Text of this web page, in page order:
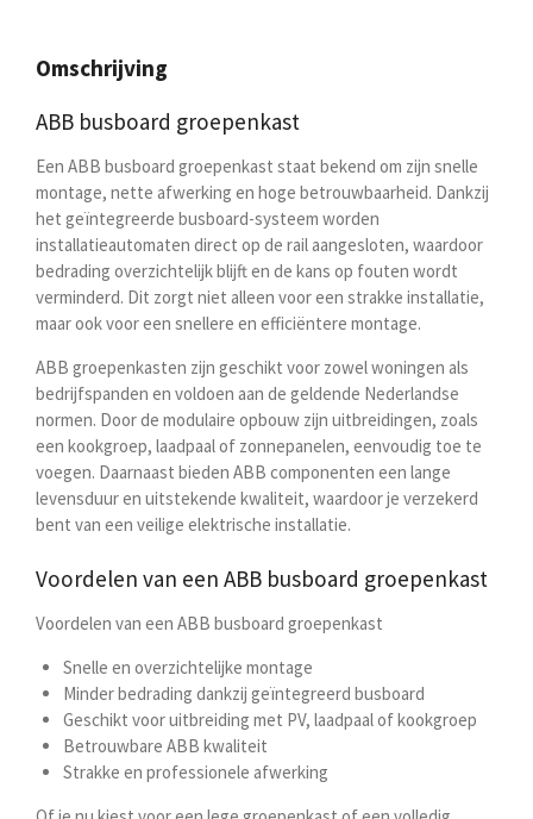
Omschrijving
ABB busboard groepenkast
Een ABB busboard groepenkast staat bekend om zijn snelle
montage, nette afwerking en hoge betrouwbaarheid. Dankzij
het geïntegreerde busboard-systeem worden
installatieautomaten direct op de rail aangesloten, waardoor
bedrading overzichtelijk blijft en de kans op fouten wordt
verminderd. Dit zorgt niet alleen voor een strakke installatie,
maar ook voor een snellere en efficiëntere montage.
ABB groepenkasten zijn geschikt voor zowel woningen als
bedrijfspanden en voldoen aan de geldende Nederlandse
normen. Door de modulaire opbouw zijn uitbreidingen, zoals
een kookgroep, laadpaal of zonnepanelen, eenvoudig toe te
voegen. Daarnaast bieden ABB componenten een lange
levensduur en uitstekende kwaliteit, waardoor je verzekerd
bent van een veilige elektrische installatie.
Voordelen van een ABB busboard groepenkast
Voordelen van een ABB busboard groepenkast
Snelle en overzichtelijke montage
Minder bedrading dankzij geïntegreerd busboard
Geschikt voor uitbreiding met PV, laadpaal of kookgroep
Betrouwbare ABB kwaliteit
Strakke en professionele afwerking